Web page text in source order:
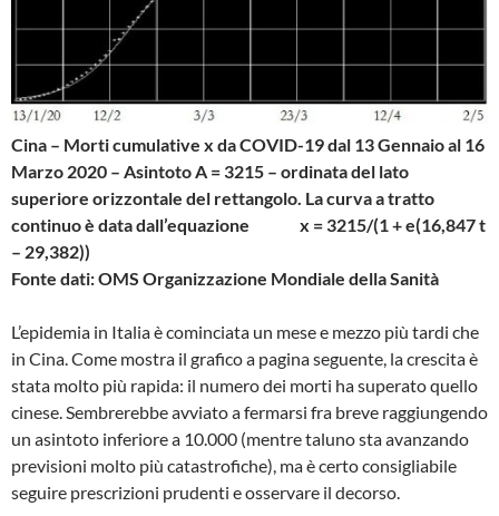
Cina – Morti cumulative x da COVID-19 dal 13 Gennaio al 16
Marzo 2020 – Asintoto A = 3215 – ordinata del lato
superiore orizzontale del rettangolo. La curva a tratto
continuo è data dall’equazione x = 3215/(1 + e(16,847 t
– 29,382))
Fonte dati: OMS Organizzazione Mondiale della Sanità
L’epidemia in Italia è cominciata un mese e mezzo più tardi che
in Cina. Come mostra il grafico a pagina seguente, la crescita è
stata molto più rapida: il numero dei morti ha superato quello
cinese. Sembrerebbe avviato a fermarsi fra breve raggiungendo
un asintoto inferiore a 10.000 (mentre taluno sta avanzando
previsioni molto più catastrofiche), ma è certo consigliabile
seguire prescrizioni prudenti e osservare il decorso.